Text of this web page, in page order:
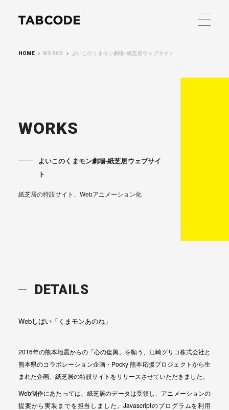
CONTACT
HOME WORKS よいこのくまモン劇場-紙芝居ウェブサイト
WORKS
よいこのくまモン劇場-紙芝居ウェブサイ
ト
紙芝居の特設サイト、Webアニメーション化
DETAILS
Webしばい「くまモンあのね」
2016年の熊本地震からの「心の復興」を願う、江崎グリコ株式会社と
熊本県のコラボレーション企画・Pocky 熊本応援プロジェクトから生
まれた企画、紙芝居の特設サイトをリリースさせていただきました。
Web制作にあたっては、紙芝居のデータは受領し、アニメーションの
提案から実装までを担当しました。Javascriptのプログラムを利用